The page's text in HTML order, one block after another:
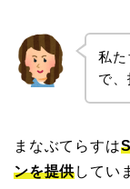
私
で
まなぶてらすは
ンを提供してい